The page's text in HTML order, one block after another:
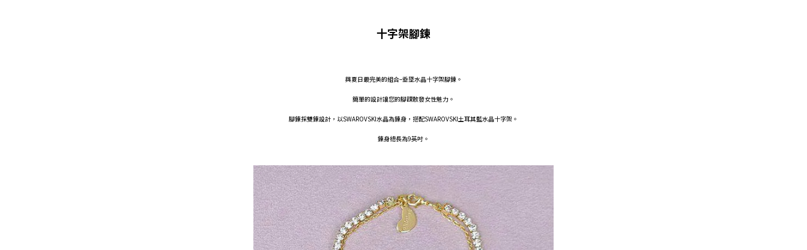
十字架腳鍊
與夏日最完美的組合–垂墜水晶十字架腳鍊。
簡單的設計讓您的腳踝散發女性魅力。
腳鍊採雙鍊設計，以SWAROVSKI水晶為鍊身，搭配SWAROVSKI土耳其藍水晶十字架。
鍊身總長為9英吋。